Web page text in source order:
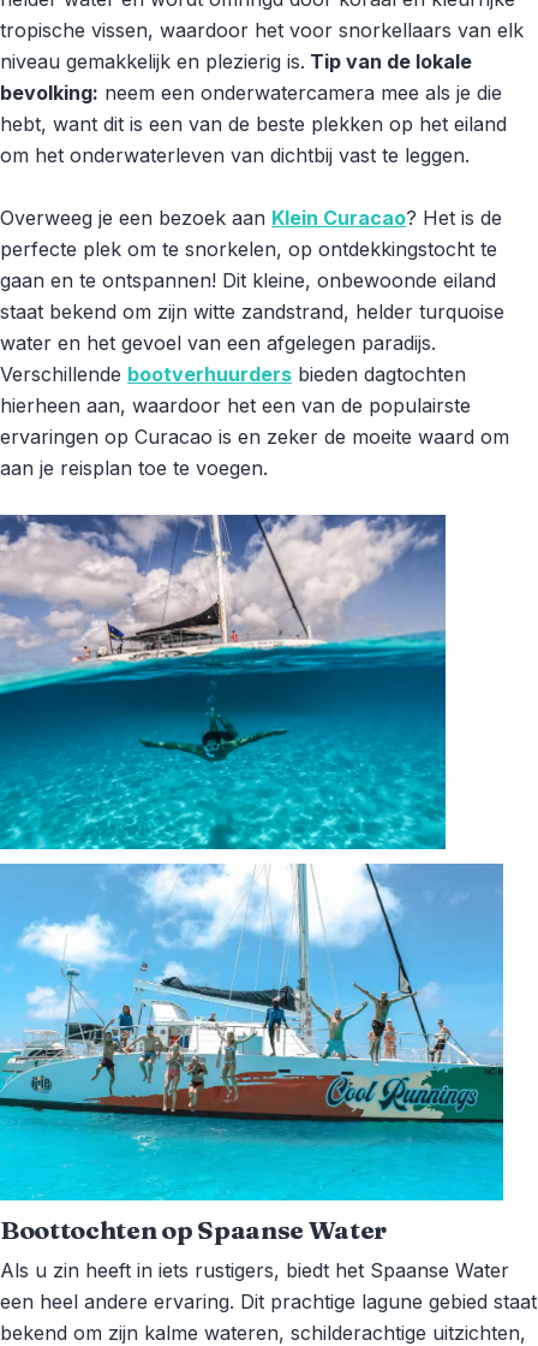
tropische vissen, waardoor het voor snorkellaars van elk
niveau gemakkelijk en plezierig is. Tip van de lokale
bevolking: neem een onderwatercamera mee als je die
hebt, want dit is een van de beste plekken op het eiland
om het onderwaterleven van dichtbij vast te leggen.
Overweeg je een bezoek aan Klein Curacao? Het is de
perfecte plek om te snorkelen, op ontdekkingstocht te
gaan en te ontspannen! Dit kleine, onbewoonde eiland
staat bekend om zijn witte zandstrand, helder turquoise
water en het gevoel van een afgelegen paradijs.
Verschillende bootverhuurders bieden dagtochten
hierheen aan, waardoor het een van de populairste
ervaringen op Curacao is en zeker de moeite waard om
aan je reisplan toe te voegen.
Boottochten op Spaanse Water
Als u zin heeft in iets rustigers, biedt het Spaanse Water
een heel andere ervaring. Dit prachtige lagune gebied staat
bekend om zijn kalme wateren, schilderachtige uitzichten,